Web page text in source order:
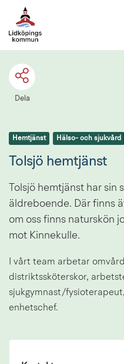
Dela
Hemtjänst Hälso- och sjukvård
Tolsjö hemtjänst
Tolsjö hemtjänst har sin
äldreboende. Där finns
om oss finns naturskön
mot Kinnekulle.
I vårt team arbetar
distriktssköterskor,
sjukgymnast/
enhetschef.